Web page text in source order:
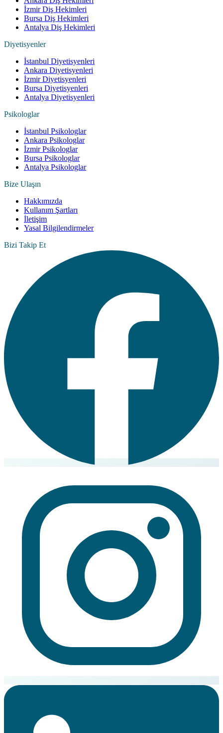
İzmir Diş Hekimleri
Bursa Diş Hekimleri
Antalya Diş Hekimleri
Diyetisyenler
İstanbul Diyetisyenleri
Ankara Diyetisyenleri
İzmir Diyetisyenleri
Bursa Diyetisyenleri
Antalya Diyetisyenleri
Psikologlar
İstanbul Psikologlar
Ankara Psikologlar
İzmir Psikologlar
Bursa Psikologlar
Antalya Psikologlar
Bize Ulaşın
Hakkımızda
Kullanım Şartları
İletişim
Yasal Bilgilendirmeler
Bizi Takip Et